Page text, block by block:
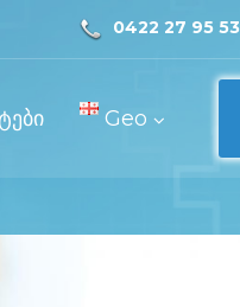
0422 27 95 53
Geo